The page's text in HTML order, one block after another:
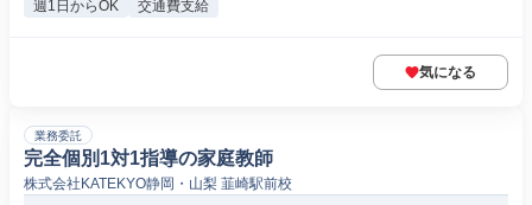
週1日からOK 交通費支給
気になる
業務委託
完全個別1対1指導の家庭教師
株式会社KATEKYO静岡・山梨 韮崎駅前校